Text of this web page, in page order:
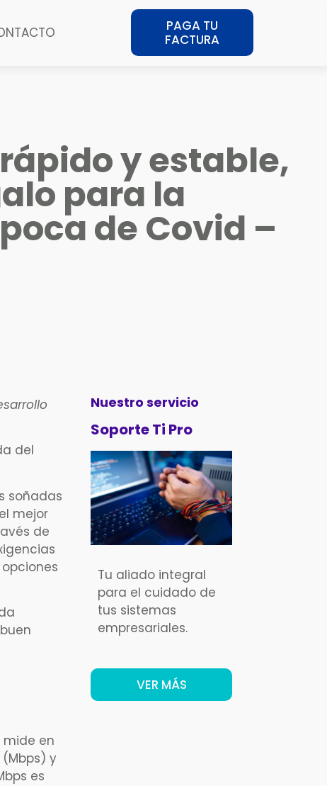
PAGA TU
FACTURA
y estable,
para la
de Covid –
del
soñadas
mejor
de
mide en
y
es
Nuestro servicio
Soporte Ti Pro
Tu aliado integral
para el cuidado de
tus sistemas
empresariales.
VER MÁS